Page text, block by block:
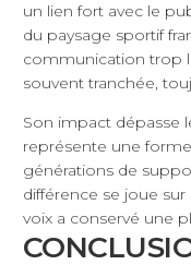
un lien fort avec le
du paysage sportif
communication trop
souvent tranchée,
Son impact dépasse
représente une
générations de
différence se joue sur
voix a conservé une